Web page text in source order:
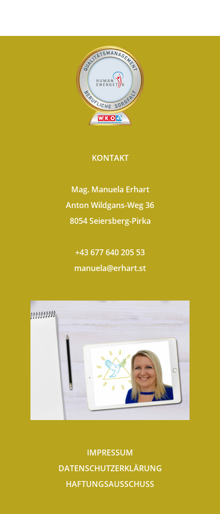
KONTAKT
Mag. Manuela Erhart
Anton Wildgans-Weg 36
8054 Seiersberg-Pirka
+43 677 640 205 53​
manuela@erhart.st
IMPRESSUM
DATENSCHUTZERKLÄRUNG
HAFTUNGSAUSSCHUSS